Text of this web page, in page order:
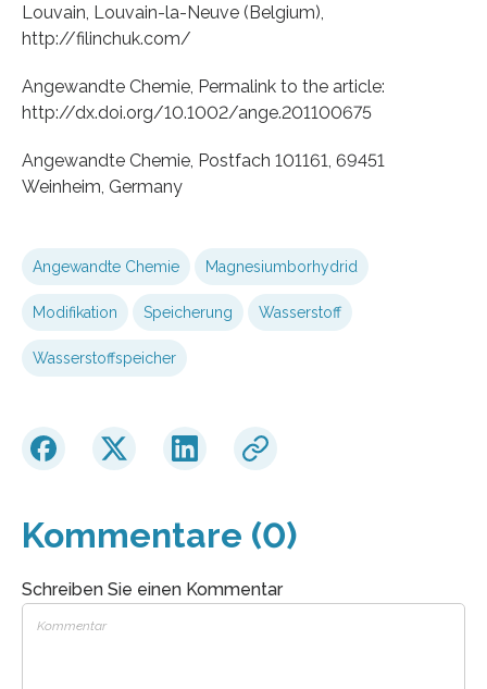
Louvain, Louvain-la-Neuve (Belgium),
http://filinchuk.com/
Angewandte Chemie, Permalink to the article:
http://dx.doi.org/10.1002/ange.201100675
Angewandte Chemie, Postfach 101161, 69451
Weinheim, Germany
Angewandte Chemie Magnesiumborhydrid
Modifikation Speicherung Wasserstoff
Wasserstoffspeicher
Kommentare (0)
Schreiben Sie einen Kommentar